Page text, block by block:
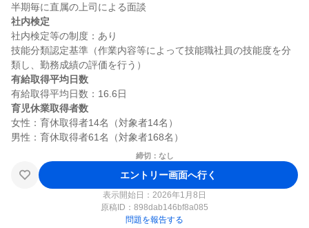
社内検定
社内検定等の制度：あり
技能分類認定基準（作業内容等によって技能職社員の技能度を分
有給取得平均日数
育児休業取得者数
女性：育休取得者14名（対象者14名）
締切：なし
エントリー画面へ行く
表示開始日：2026年1月8日
原稿ID： 898dab146bf8a085
問題を報告する